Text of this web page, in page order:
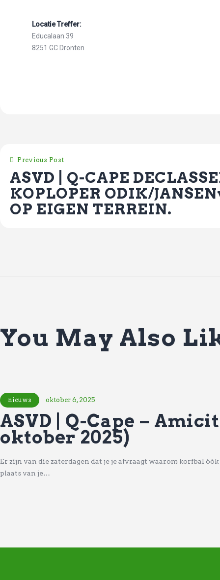
Locatie Treffer:
Educalaan 39
8251 GC Dronten
Previous Post
ASVD | Q-CAPE
KOPLOPER ODIK/
OP EIGEN TERREIN.
You May Also
nieuws oktober 6, 2025
ASVD | Q-Cape –
oktober 2025)
Er zijn van die zaterdagen dat je je afvraagt waarom korfbal
plaats van je…